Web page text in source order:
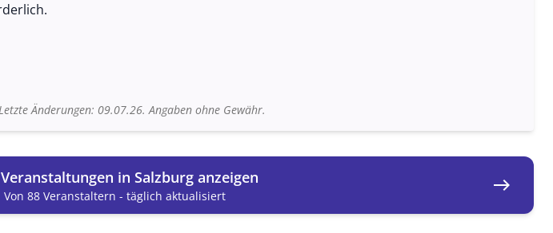
Änderungen: 09.07.26. Angaben ohne Gewähr.
in Salzburg anzeigen
Von 88 Veranstaltern - täglich aktualisiert east